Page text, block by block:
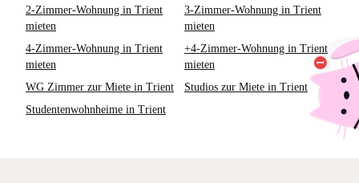
2-Zimmer-Wohnung in Trient
mieten
3-Zimmer-Wohnung in Trient
mieten
4-Zimmer-Wohnung in Trient
mieten
+4-Zimmer-Wohnung in Trient
mieten
WG Zimmer zur Miete in Trient
Studios zur Miete in Trient
Studentenwohnheime in Trient